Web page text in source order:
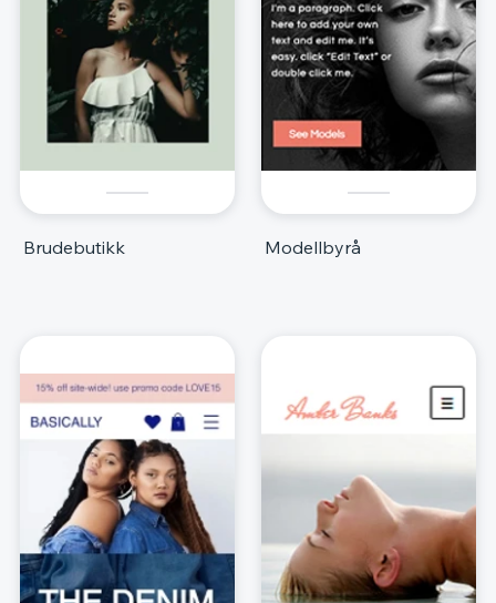
Brudebutikk Modellbyrå